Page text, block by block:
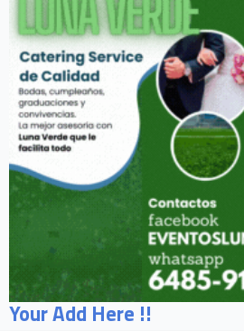
Your Add Here !!